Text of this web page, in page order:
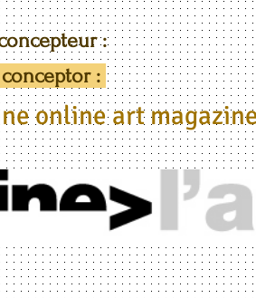
:
:
online art